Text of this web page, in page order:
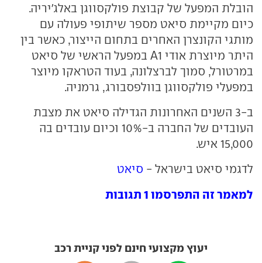
הובלת המפעל של קבוצת פולקסווגן באלג'יריה.
כיום מקיימת סיאט מספר שיתופי פעולה עם
מותגי הקונצרן האחרים בתחום הייצור, כאשר בין
היתר מיוצרת אודי A1 במפעל הראשי של סיאט
במרטורל, סמוך לברצלונה, בעוד הטראקו מיוצר
במפעלי פולקסווגן בוולפסבורג, גרמניה.
ב-3 השנים האחרונות הגדילה סיאט את מצבת
העובדים של החברה ב-10% וכיום עובדים בה
15,000 איש.
לדגמי סיאט בישראל - סיאט
למאמר זה התפרסמו 1 תגובות
יעוץ מקצועי חינם לפני קניית רכב